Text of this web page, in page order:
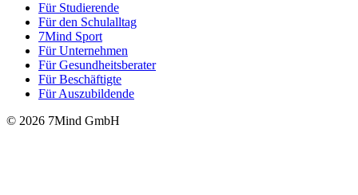
Für Stu­die­rende
Für den Schulalltag
7Mind Sport
Für Unter­neh­men
Für Gesund­heits­be­ra­ter
Für Beschäftigte
Für Auszubildende
© 2026 7Mind GmbH